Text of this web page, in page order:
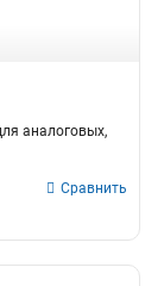
аналоговых,
Сравнить